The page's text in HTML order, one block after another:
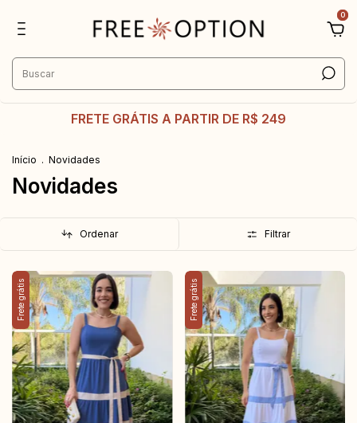
0
FRETE GRÁTIS A PARTIR DE R$ 249
Início . Novidades
Novidades
Ordenar Filtrar
Frete grátis Frete grátis